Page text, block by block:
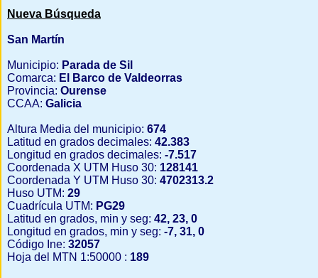
Nueva Búsqueda
San Martín
Municipio: Parada de Sil
Comarca: El Barco de Valdeorras
Provincia: Ourense
CCAA: Galicia
Altura Media del municipio: 674
Latitud en grados decimales: 42.383
Longitud en grados decimales: -7.517
Coordenada X UTM Huso 30: 128141
Coordenada Y UTM Huso 30: 4702313.2
Huso UTM: 29
Cuadrícula UTM: PG29
Latitud en grados, min y seg: 42, 23, 0
Longitud en grados, min y seg: -7, 31, 0
Código Ine: 32057
Hoja del MTN 1:50000 : 189